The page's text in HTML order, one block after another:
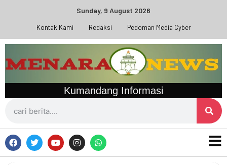
Sunday, 9 August 2026
Kontak Kami Redaksi Pedoman Media Cyber
Kumandang Informasi